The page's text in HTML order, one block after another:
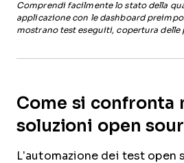
Comprendi facilmente lo stato della
applicazione con le dashboard
mostrano test eseguiti, copertura delle
Come si confronta
soluzioni open
L’automazione dei test open